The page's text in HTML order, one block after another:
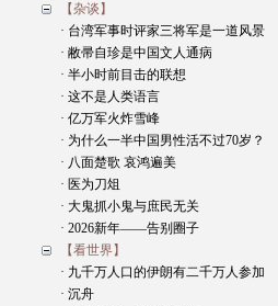
【杂谈】
· 台湾军事时评家三将军是一道风景
· 敝帚自珍是中国文人通病
· 半小时前目击的联想
· 这不是人类语言
· 亿万军火炸雪峰
· 为什么一半中国男性活不过70岁？
· 八面楚歌 哀鸿遍美
· 医为刀俎
· 大鬼抓小鬼与庶民无关
· 2026新年——告别圈子
【看世界】
· 九千万人口的伊朗有二千万人参加
· 沉舟